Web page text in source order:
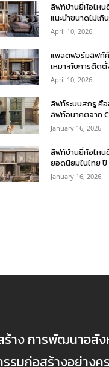
ลิฟท์บ้านยี่ห้อไหน
แนะนำขนาดไม่เกิ
April 10, 2026
แพลตฟอร์มลิฟท์คื
เหมาะกับการติด
April 10, 2026
ลิฟท์ระบบสกรู คือ
ลิฟท์อนาคตจาก
January 16, 2026
ลิฟท์บ้านยี่ห้อไหน
ยอดนิยมในไทย
January 16, 2026
สร้าง การพัฒนาอสั
รมก่อสร้างอย่างค